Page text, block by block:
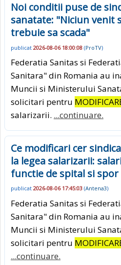
Noi conditii puse de
sanatate: "Niciun venit
trebuie sa scada"
publicat 2026-08-06 18:00:08 (ProTV)
Federatia Sanitas si
Sanitara" din Romania au
Muncii si Ministerului
solicitari pentru
salarizarii. ...continuare.
Ce modificari cer
la legea salarizarii:
functie de spital si spor
publicat 2026-08-06 17:45:03 (Antena3)
Federatia Sanitas si
Sanitara" din Romania au
Muncii si Ministerului
solicitari pentru
...continuare.